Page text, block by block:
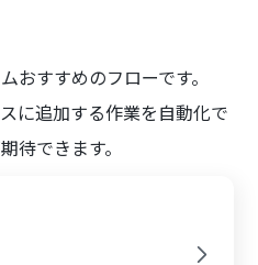
おすすめのフローです。
に追加する作業を自動化で
待できます。